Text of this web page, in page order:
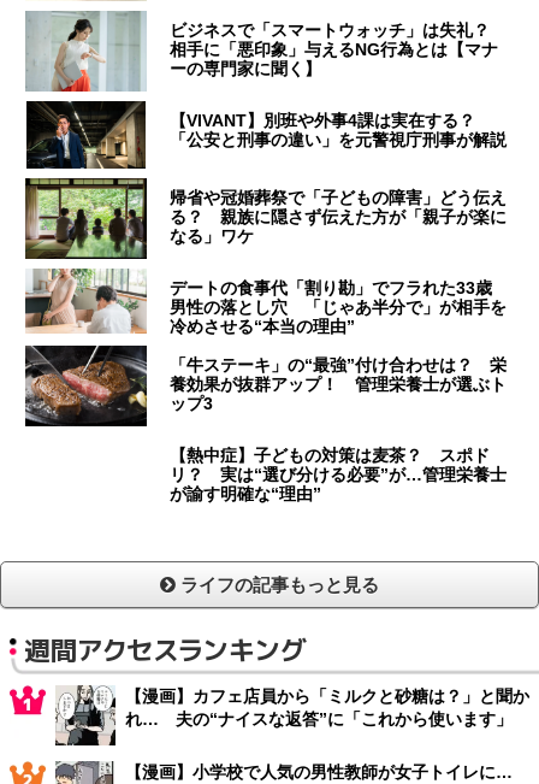
ビジネスで「スマートウォッチ」は失礼？
相手に「悪印象」与えるNG行為とは【マナ
ーの専門家に聞く】
【VIVANT】別班や外事4課は実在する？
「公安と刑事の違い」を元警視庁刑事が解説
帰省や冠婚葬祭で「子どもの障害」どう伝え
る？ 親族に隠さず伝えた方が「親子が楽に
なる」ワケ
デートの食事代「割り勘」でフラれた33歳
男性の落とし穴 「じゃあ半分で」が相手を
冷めさせる“本当の理由”
「牛ステーキ」の“最強”付け合わせは？ 栄
養効果が抜群アップ！ 管理栄養士が選ぶト
ップ3
【熱中症】子どもの対策は麦茶？ スポド
リ？ 実は“選び分ける必要”が…管理栄養士
が諭す明確な“理由”
ライフの記事もっと見る
週間アクセスランキング
【漫画】カフェ店員から「ミルクと砂糖は？」と聞か
れ… 夫の“ナイスな返答”に「これから使います」
【漫画】小学校で人気の男性教師が女子トイレに…